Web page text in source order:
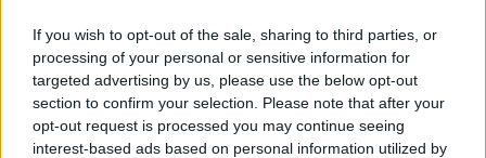
If you wish to opt-out of the sale, sharing to third parties, or
processing of your personal or sensitive information for
targeted advertising by us, please use the below opt-out
section to confirm your selection. Please note that after your
opt-out request is processed you may continue seeing
interest-based ads based on personal information utilized by